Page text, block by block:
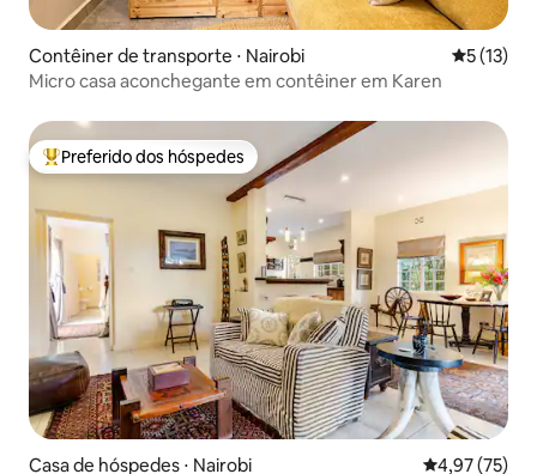
Contêiner de transporte ⋅ Nairobi 5 de uma
5 (13)
Micro casa aconchegante em contêiner em Karen
Entre os melhores preferidos dos hóspedes
Preferido dos hóspedes
Casa de hóspedes ⋅ Nairobi 4,97 de uma
4,97 (75)